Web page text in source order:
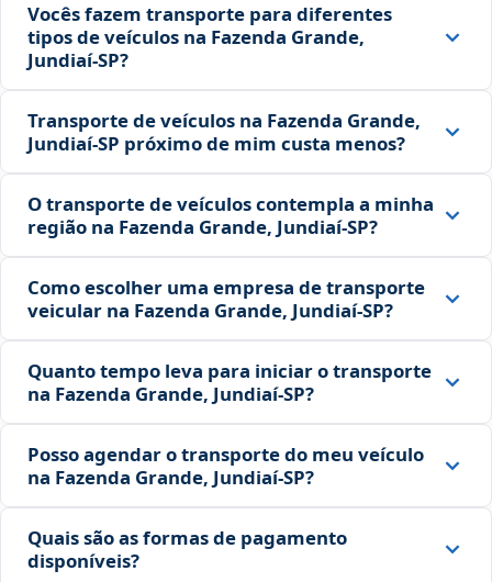
Vocês fazem transporte para diferentes
tipos de veículos na Fazenda Grande,
Jundiaí‑SP?
Transporte de veículos na Fazenda Grande,
Jundiaí‑SP próximo de mim custa menos?
O transporte de veículos contempla a minha
região na Fazenda Grande, Jundiaí‑SP?
Como escolher uma empresa de transporte
veicular na Fazenda Grande, Jundiaí‑SP?
Quanto tempo leva para iniciar o transporte
na Fazenda Grande, Jundiaí‑SP?
Posso agendar o transporte do meu veículo
na Fazenda Grande, Jundiaí‑SP?
Quais são as formas de pagamento
disponíveis?